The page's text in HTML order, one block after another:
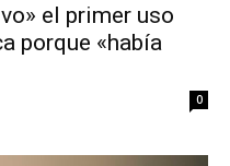
el primer uso
porque «había
0